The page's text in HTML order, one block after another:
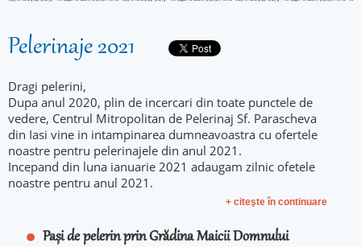
Pelerinaje 2021
Dragi pelerini,
Dupa anul 2020, plin de incercari din toate punctele de
vedere, Centrul Mitropolitan de Pelerinaj Sf. Parascheva
din Iasi vine in intampinarea dumneavoastra cu ofertele
noastre pentru pelerinajele din anul 2021.
Incepand din luna ianuarie 2021 adaugam zilnic ofetele
noastre pentru anul 2021.
+ citeşte în continuare
Pași de pelerin prin Grădina Maicii Domnului